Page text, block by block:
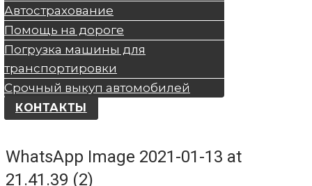
Автострахование
Помощь на дороге
Погрузка машины для
транспортировки
Срочный выкуп автомобилей
КОНТАКТЫ
WhatsApp Image 2021-01-13 at
21.41.39 (2)